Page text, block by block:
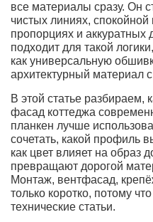
все материалы сразу. Он
чистых линиях,
пропорциях и
подходит для такой
как универсальную
архитектурный материал
В этой статье разбираем,
фасад коттеджа
планкен лучше
сочетать, какой профиль
как цвет влияет на образ
превращают дорогой
Монтаж, вентфасад,
только коротко, потому
технические статьи.